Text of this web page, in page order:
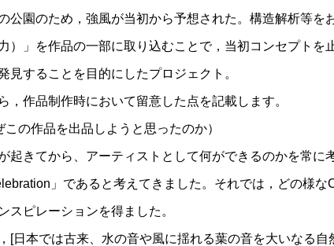
公園のため，強風が当初から予想された。構造解析等
）」を作品の一部に取り込むことで，当初コンセプト
見することを目的にしたプロジェクト。
，作品制作時において留意した点を記載します。
この作品を出品しようと思ったのか）
起きてから、アーティストとして何ができるのかを常
」であると考えてきました。それでは，どの様
スピレーションを得ました。
[日本では古来、水の音や風に揺れる葉の音を大いなる